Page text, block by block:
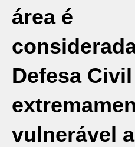
área é
Defesa
vulnerável a